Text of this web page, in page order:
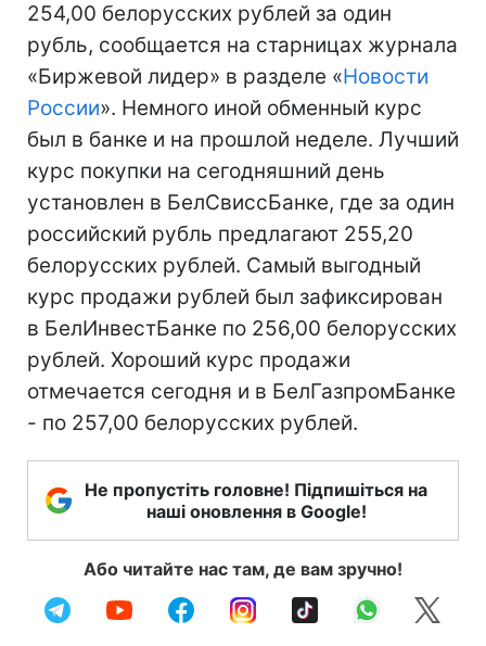
254,00 белорусских рублей за один
рубль, сообщается на старницах журнала
«Биржевой лидер» в разделе «Новости
России». Немного иной обменный курс
был в банке и на прошлой неделе. Лучший
курс покупки на сегодняшний день
установлен в БелСвиссБанке, где за один
российский рубль предлагают 255,20
белорусских рублей. Самый выгодный
курс продажи рублей был зафиксирован
в БелИнвестБанке по 256,00 белорусских
рублей. Хороший курс продажи
отмечается сегодня и в БелГазпромБанке
- по 257,00 белорусских рублей.
Не пропустіть головне! Підпишіться на
наші оновлення в Google!
Або читайте нас там, де вам зручно!